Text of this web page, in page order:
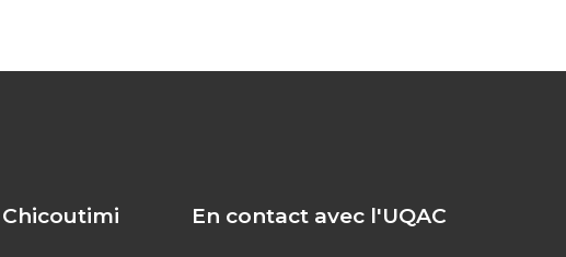
En contact avec l'UQAC